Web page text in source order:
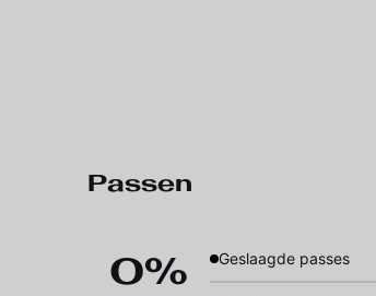
Passen
0% Geslaagde passes